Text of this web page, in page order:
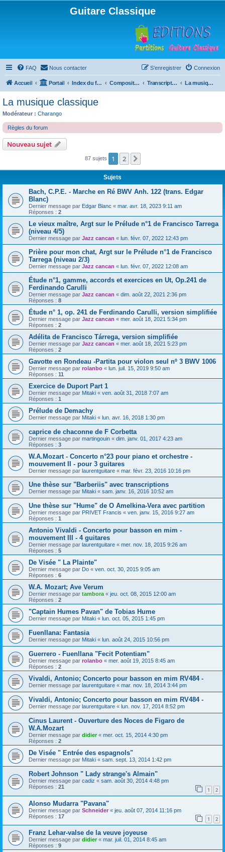
Guitare Classique
FAQ Nous contacter Connexion
S’enregistrer
Accueil Portail Index du forum Compositions Transcriptions et arrangements La musique classique
La musique classique
Modérateur : Charango
Règles du forum
Nouveau sujet
87 sujets 1 2
Sujets
Bach, C.P.E. - Marche en Ré BWV Anh. 122 (trans. Edgar
Blanc)
Dernier message par Edgar Blanc « mar. avr. 18, 2023 9:11 am
Réponses : 2
Le vieux maître, Argt sur le Prélude n°1 de Francisco Tarrega
(niveau 4/5)
Dernier message par Jazz cancan « lun. févr. 07, 2022 12:43 pm
Prière pour mon chat, Argt sur le Prélude n°1 de Francisco
Tarrega (niveau 2/3)
Dernier message par Jazz cancan « lun. févr. 07, 2022 12:08 am
Étude n°1, gamme, accords et exercices en Ut, Op.241 de
Ferdinando Carulli
Dernier message par Jazz cancan « dim. août 22, 2021 2:36 pm
Réponses : 8
Étude n° 1, op. 241 de Ferdinando Carulli, version simplifiée
Dernier message par Jazz cancan « mer. août 18, 2021 5:34 pm
Réponses : 2
Adélita de Francisco Tárrega, version simplifiée
Dernier message par Jazz cancan « mer. août 18, 2021 5:23 pm
Réponses : 2
Gavotte en Rondeau -Partita pour violon seul nº 3 BWV 1006
Dernier message par rolanbo « lun. juil. 15, 2019 9:50 am
Réponses : 11
Exercice de Duport Part 1
Dernier message par Mitaki « ven. août 31, 2018 7:07 am
Réponses : 1
Prélude de Demachy
Dernier message par Mitaki « lun. avr. 16, 2018 1:30 pm
caprice de chaconne de F Corbetta
Dernier message par martingouin « dim. janv. 01, 2017 4:23 am
Réponses : 3
W.A.Mozart - Concerto n°23 pour piano et orchestre -
mouvement II - pour 3 guitares
Dernier message par laurentguitare « mar. févr. 23, 2016 10:16 pm
Une thèse sur "Barberiis" avec transcriptions
Dernier message par Mitaki « sam. janv. 16, 2016 10:52 am
Une thèse sur "Hume" de O Amelkina-Vera avec partition
Dernier message par PRIVET Francis « ven. janv. 15, 2016 9:27 am
Réponses : 1
Antonio Vivaldi - Concerto pour basson en mim -
mouvement III - 4 guitares
Dernier message par laurentguitare « mer. nov. 18, 2015 9:26 am
Réponses : 5
De Visée " La Plainte"
Dernier message par Do « ven. oct. 30, 2015 9:05 am
Réponses : 6
W.A. Mozart; Ave Verum
Dernier message par tambora « jeu. oct. 08, 2015 12:00 am
Réponses : 2
"Captain Humes Pavan" de Tobias Hume
Dernier message par Mitaki « lun. oct. 05, 2015 1:45 pm
Fuenllana: Fantasia
Dernier message par Mitaki « lun. août 24, 2015 10:56 pm
Guerrero - Fuenllana "Fecit Potentiam"
Dernier message par rolanbo « mer. août 19, 2015 8:45 am
Réponses : 2
Vivaldi, Antonio; Concerto pour basson en mim RV484 -
Dernier message par laurentguitare « mar. nov. 18, 2014 3:44 pm
Vivaldi, Antonio; Concerto pour basson en mim RV484 -
Dernier message par laurentguitare « lun. nov. 17, 2014 8:52 pm
Cinus Laurent - Ouverture des Noces de Figaro de
W.A.Mozart
Dernier message par didier« mer. oct. 15, 2014 4:30 pm
Réponses : 2
De Visée " Entrée des espagnols"
Dernier message par Mitaki « sam. sept. 13, 2014 1:42 pm
Robert Johnson " Lady strange's Almain"
Dernier message par cadiz « sam. août 30, 2014 4:48 pm
Réponses : 21 1 2
Alonso Mudarra "Pavana"
Dernier message par Schneider « jeu. août 07, 2014 11:16 pm
Réponses : 17 1 2
Franz Lehar-valse de la veuve joyeuse
Dernier message par didier« mar. juil. 01, 2014 8:45 am
Réponses : 9